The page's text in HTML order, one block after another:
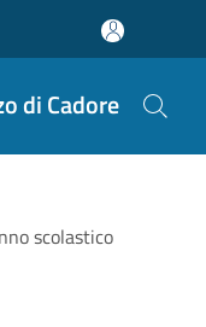
di Cadore
scolastico